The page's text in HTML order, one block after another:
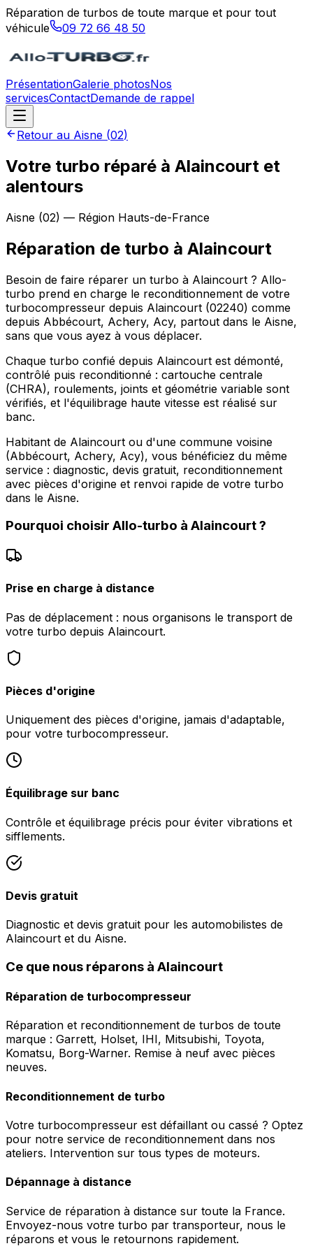
Réparation de turbos de toute marque et pour tout
véhicule
09 72 66 48 50
PrésentationGalerie photosNos
servicesContactDemande de rappel
Retour au Aisne (02)
Votre turbo réparé à Alaincourt et
alentours
Aisne (02) — Région Hauts-de-France
Réparation de turbo à Alaincourt
Besoin de faire réparer un turbo à Alaincourt ? Allo-
turbo prend en charge le reconditionnement de votre
turbocompresseur depuis Alaincourt (02240) comme
depuis Abbécourt, Achery, Acy, partout dans le Aisne,
sans que vous ayez à vous déplacer.
Chaque turbo confié depuis Alaincourt est démonté,
contrôlé puis reconditionné : cartouche centrale
(CHRA), roulements, joints et géométrie variable sont
vérifiés, et l'équilibrage haute vitesse est réalisé sur
banc.
Habitant de Alaincourt ou d'une commune voisine
(Abbécourt, Achery, Acy), vous bénéficiez du même
service : diagnostic, devis gratuit, reconditionnement
avec pièces d'origine et renvoi rapide de votre turbo
dans le Aisne.
Pourquoi choisir Allo-turbo à Alaincourt?
Prise en charge à distance
Pas de déplacement : nous organisons le transport de
votre turbo depuis Alaincourt.
Pièces d'origine
Uniquement des pièces d'origine, jamais d'adaptable,
pour votre turbocompresseur.
Équilibrage sur banc
Contrôle et équilibrage précis pour éviter vibrations et
sifflements.
Devis gratuit
Diagnostic et devis gratuit pour les automobilistes de
Alaincourt et du Aisne.
Ce que nous réparons à Alaincourt
Réparation de turbocompresseur
Réparation et reconditionnement de turbos de toute
marque : Garrett, Holset, IHI, Mitsubishi, Toyota,
Komatsu, Borg-Warner. Remise à neuf avec pièces
neuves.
Reconditionnement de turbo
Votre turbocompresseur est défaillant ou cassé ? Optez
pour notre service de reconditionnement dans nos
ateliers. Intervention sur tous types de moteurs.
Dépannage à distance
Service de réparation à distance sur toute la France.
Envoyez-nous votre turbo par transporteur, nous le
réparons et vous le retournons rapidement.